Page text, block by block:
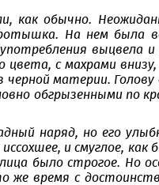
как обычно.
На нем была
выцвела и
с махрами внизу,
материи.
обгрызенными по
наряд, но его
и смуглое,
было строгое. Но
же время с